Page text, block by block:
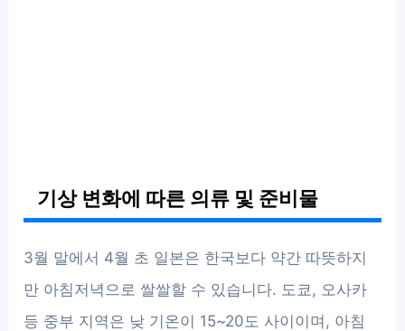
기상 변화에 따른 의류 및 준비물
3월 말에서 4월 초 일본은 한국보다 약간 따뜻하지
만 아침저녁으로 쌀쌀할 수 있습니다. 도쿄, 오사카
등 중부 지역은 낮 기온이 15~20도 사이이며, 아침